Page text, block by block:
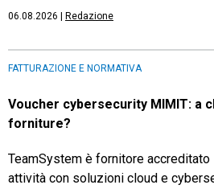
06.08.2026 Redazione
FATTURAZIONE E NORMATIVA
Voucher cybersecurity MIMIT: a
forniture?
TeamSystem è fornitore
attività con soluzioni cloud e